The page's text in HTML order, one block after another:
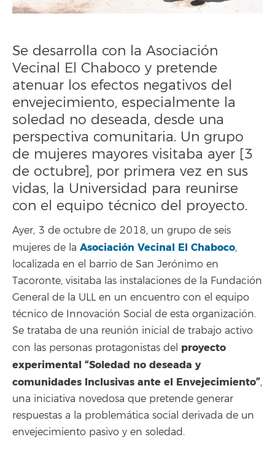
Se desarrolla con la Asociación
Vecinal El Chaboco y pretende
atenuar los efectos negativos del
envejecimiento, especialmente la
soledad no deseada, desde una
perspectiva comunitaria. Un grupo
de mujeres mayores visitaba ayer [3
de octubre], por primera vez en sus
vidas, la Universidad para reunirse
con el equipo técnico del proyecto.
Ayer, 3 de octubre de 2018, un grupo de seis
mujeres de la Asociación Vecinal El Chaboco,
localizada en el barrio de San Jerónimo en
Tacoronte, visitaba las instalaciones de la Fundación
General de la ULL en un encuentro con el equipo
técnico de Innovación Social de esta organización.
Se trataba de una reunión inicial de trabajo activo
con las personas protagonistas del proyecto
experimental “Soledad no deseada y
comunidades Inclusivas ante el Envejecimiento”,
una iniciativa novedosa que pretende generar
respuestas a la problemática social derivada de un
envejecimiento pasivo y en soledad.